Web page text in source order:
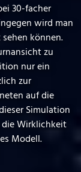
30-facher
wird man
können.
zu
nur ein
zur
auf die
Simulation
Wirklichkeit
Modell.